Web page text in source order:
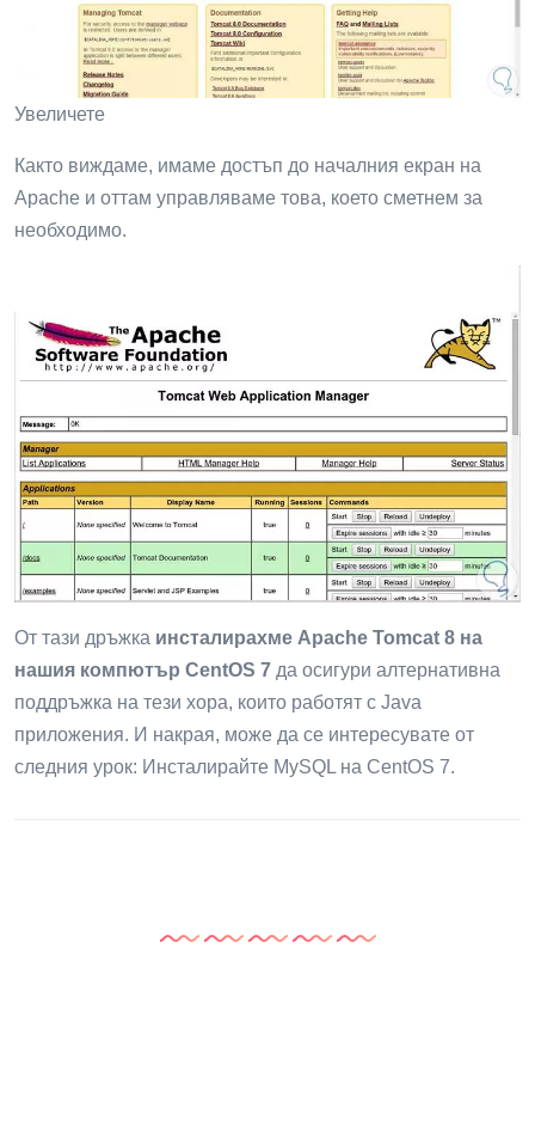
Увеличете
Както виждаме, имаме достъп до началния екран на
Apache и оттам управляваме това, което сметнем за
необходимо.
От тази дръжка инсталирахме Apache Tomcat 8 на
нашия компютър CentOS 7 да осигури алтернативна
поддръжка на тези хора, които работят с Java
приложения. И накрая, може да се интересувате от
следния урок: Инсталирайте MySQL на CentOS 7.